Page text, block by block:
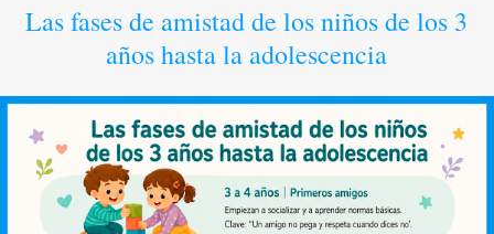
Las fases de amistad de los niños de los 3
años hasta la adolescencia